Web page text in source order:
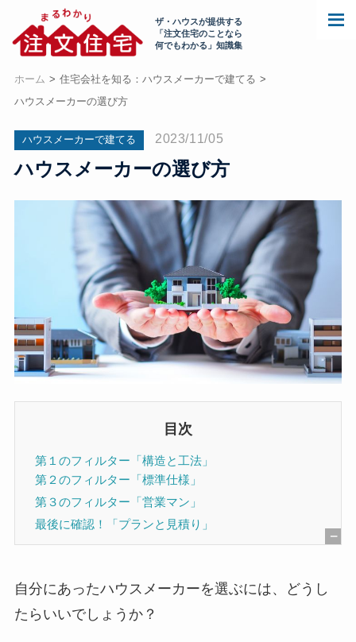
ザ・ハウスが提供する
「注文住宅のことなら
何でもわかる」知識集
ホーム
住宅会社を知る：ハウスメーカーで建てる
ハウスメーカーの選び方
ハウスメーカーで建てる 2023/11/05
ハウスメーカーの選び方
目次
[
表
第１のフィルター「構造と工法」
第２のフィルター「標準仕様」
第３のフィルター「営業マン」
最後に確認！「プランと見積り」
自分にあったハウスメーカーを選ぶには、どうし
たらいいでしょうか？